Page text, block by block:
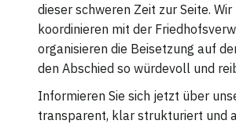
dieser schweren Zeit zur Seite.
koordinieren mit der
organisieren die Beisetzung auf
den Abschied so würdevoll und
Informieren Sie sich jetzt über
transparent, klar strukturiert und